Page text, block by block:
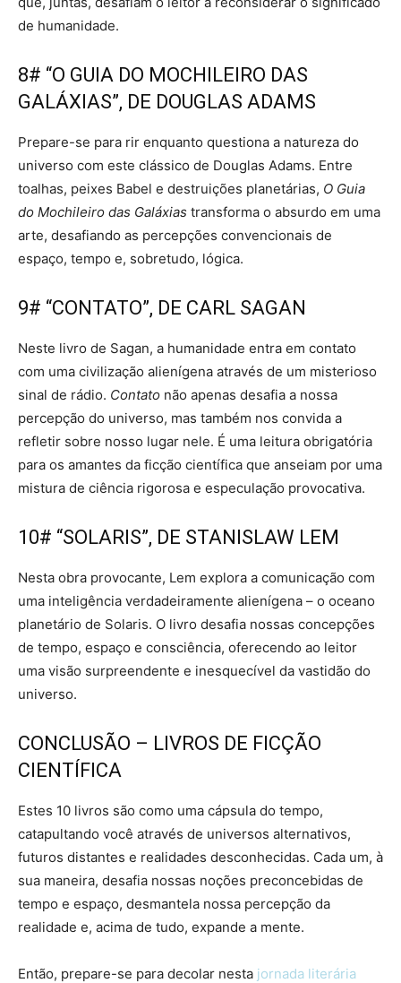
de humanidade.
8# “O GUIA DO MOCHILEIRO DAS
GALÁXIAS”, DE DOUGLAS ADAMS
Prepare-se para rir enquanto questiona a natureza do
universo com este clássico de Douglas Adams. Entre
toalhas, peixes Babel e destruições planetárias, O Guia
do Mochileiro das Galáxias transforma o absurdo em uma
arte, desafiando as percepções convencionais de
espaço, tempo e, sobretudo, lógica.
9# “CONTATO”, DE CARL SAGAN
Neste livro de Sagan, a humanidade entra em contato
com uma civilização alienígena através de um misterioso
sinal de rádio. Contato não apenas desafia a nossa
percepção do universo, mas também nos convida a
refletir sobre nosso lugar nele. É uma leitura obrigatória
para os amantes da ficção científica que anseiam por uma
mistura de ciência rigorosa e especulação provocativa.
10# “SOLARIS”, DE STANISLAW LEM
Nesta obra provocante, Lem explora a comunicação com
uma inteligência verdadeiramente alienígena – o oceano
planetário de Solaris. O livro desafia nossas concepções
de tempo, espaço e consciência, oferecendo ao leitor
uma visão surpreendente e inesquecível da vastidão do
universo.
CONCLUSÃO – LIVROS DE FICÇÃO
CIENTÍFICA
Estes 10 livros são como uma cápsula do tempo,
catapultando você através de universos alternativos,
futuros distantes e realidades desconhecidas. Cada um, à
sua maneira, desafia nossas noções preconcebidas de
tempo e espaço, desmantela nossa percepção da
realidade e, acima de tudo, expande a mente.
Então, prepare-se para decolar nesta jornada literária